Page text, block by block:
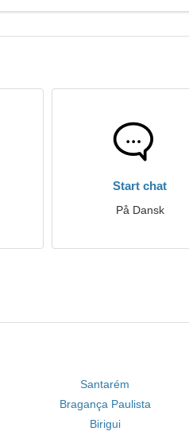
Start chat
På Dansk
Santarém
Bragança Paulista
Birigui